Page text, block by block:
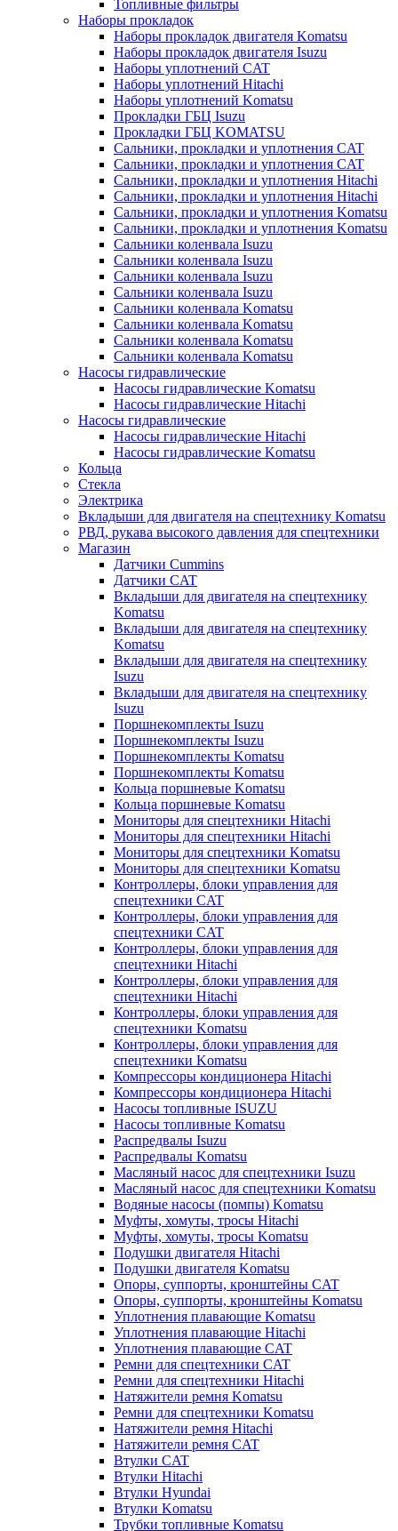
Топливные фильтры
Наборы прокладок
Наборы прокладок двигателя Komatsu
Наборы прокладок двигателя Isuzu
Наборы уплотнений CAT
Наборы уплотнений Hitachi
Наборы уплотнений Komatsu
Прокладки ГБЦ Isuzu
Прокладки ГБЦ KOMATSU
Сальники, прокладки и уплотнения CAT
Сальники, прокладки и уплотнения CAT
Сальники, прокладки и уплотнения Hitachi
Сальники, прокладки и уплотнения Hitachi
Сальники, прокладки и уплотнения Komatsu
Сальники, прокладки и уплотнения Komatsu
Сальники коленвала Isuzu
Сальники коленвала Isuzu
Сальники коленвала Isuzu
Сальники коленвала Isuzu
Сальники коленвала Komatsu
Сальники коленвала Komatsu
Сальники коленвала Komatsu
Сальники коленвала Komatsu
Насосы гидравлические
Насосы гидравлические Komatsu
Насосы гидравлические Hitachi
Насосы гидравлические
Насосы гидравлические Hitachi
Насосы гидравлические Komatsu
Кольца
Стекла
Электрика
Вкладыши для двигателя на спецтехнику Komatsu
РВД, рукава высокого давления для спецтехники
Магазин
Датчики Cummins
Датчики CAT
Вкладыши для двигателя на спецтехнику
Komatsu
Вкладыши для двигателя на спецтехнику
Komatsu
Вкладыши для двигателя на спецтехнику
Isuzu
Вкладыши для двигателя на спецтехнику
Isuzu
Поршнекомплекты Isuzu
Поршнекомплекты Isuzu
Поршнекомплекты Komatsu
Поршнекомплекты Komatsu
Кольца поршневые Komatsu
Кольца поршневые Komatsu
Мониторы для спецтехники Hitachi
Мониторы для спецтехники Hitachi
Мониторы для спецтехники Komatsu
Мониторы для спецтехники Komatsu
Контроллеры, блоки управления для
спецтехники CAT
Контроллеры, блоки управления для
спецтехники CAT
Контроллеры, блоки управления для
спецтехники Hitachi
Контроллеры, блоки управления для
спецтехники Hitachi
Контроллеры, блоки управления для
спецтехники Komatsu
Контроллеры, блоки управления для
спецтехники Komatsu
Компрессоры кондиционера Hitachi
Компрессоры кондиционера Hitachi
Насосы топливные ISUZU
Насосы топливные Komatsu
Распредвалы Isuzu
Распредвалы Komatsu
Масляный насос для спецтехники Isuzu
Масляный насос для спецтехники Komatsu
Водяные насосы (помпы) Komatsu
Муфты, хомуты, тросы Hitachi
Муфты, хомуты, тросы Komatsu
Подушки двигателя Hitachi
Подушки двигателя Komatsu
Опоры, суппорты, кронштейны CAT
Опоры, суппорты, кронштейны Komatsu
Уплотнения плавающие Komatsu
Уплотнения плавающие Hitachi
Уплотнения плавающие CAT
Ремни для спецтехники CAT
Ремни для спецтехники Hitachi
Натяжители ремня Komatsu
Ремни для спецтехники Komatsu
Натяжители ремня Hitachi
Натяжители ремня CAT
Втулки CAT
Втулки Hitachi
Втулки Hyundai
Втулки Komatsu
Трубки топливные Komatsu